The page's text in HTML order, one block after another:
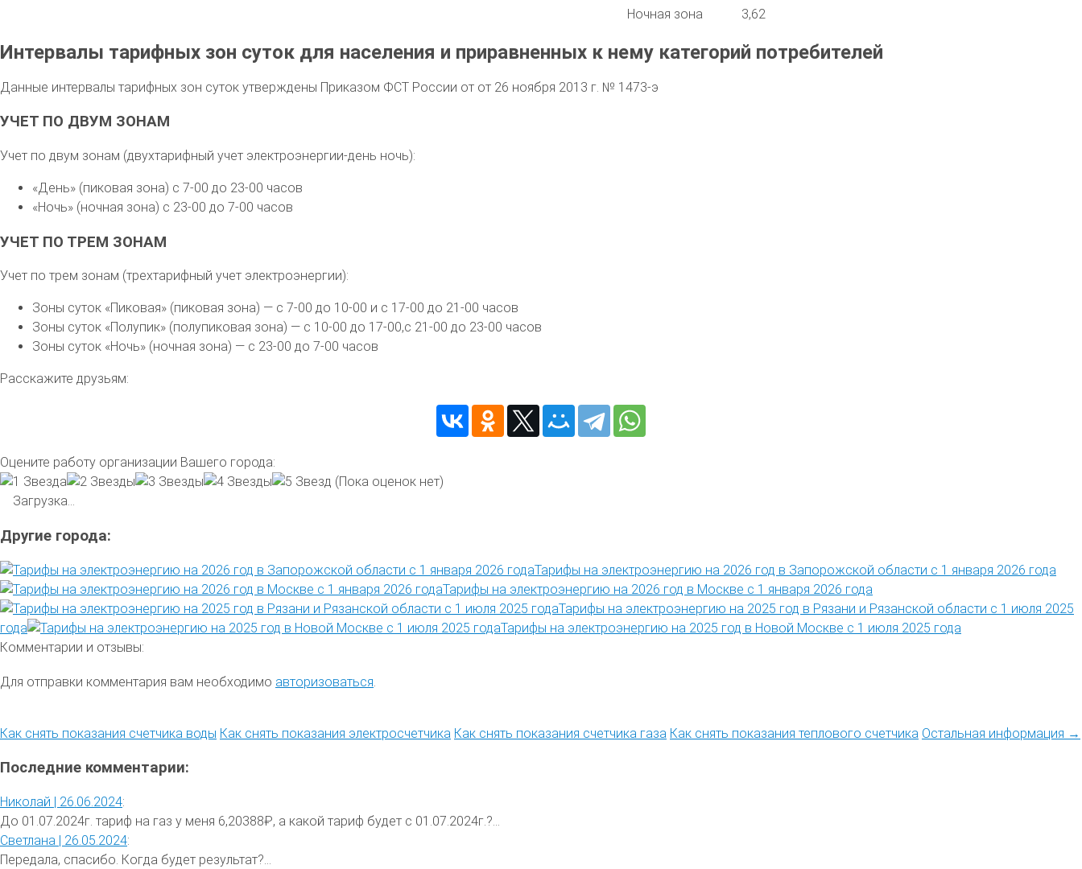
Ночная зона
3,62
Интервалы тарифных зон суток для населения и приравненных к нему категорий потребителей
Данные интервалы тарифных зон суток утверждены Приказом ФСТ России от от 26 ноября 2013 г. № 1473-э
УЧЕТ ПО ДВУМ ЗОНАМ
Учет по двум зонам (двухтарифный учет электроэнергии-день ночь):
«День» (пиковая зона) с 7-00 до 23-00 часов
«Ночь» (ночная зона) с 23-00 до 7-00 часов
УЧЕТ ПО ТРЕМ ЗОНАМ
Учет по трем зонам (трехтарифный учет электроэнергии):
Зоны суток «Пиковая» (пиковая зона) — с 7-00 до 10-00 и с 17-00 до 21-00 часов
Зоны суток «Полупик» (полупиковая зона) — с 10-00 до 17-00,с 21-00 до 23-00 часов
Зоны суток «Ночь» (ночная зона) — с 23-00 до 7-00 часов
Расскажите друзьям:
Оцените работу организации Вашего города:
(Пока оценок нет)
Загрузка...
Другие города:
Тарифы на электроэнергию на 2026 год в Запорожской области с 1 января 2026 года
Тарифы на электроэнергию на 2026 год в Москве с 1 января 2026 года
Тарифы на электроэнергию на 2025 год в Рязани и Рязанской области с 1 июля 2025
года
Тарифы на электроэнергию на 2025 год в Новой Москве с 1 июля 2025 года
Комментарии и отзывы:
Для отправки комментария вам необходимо авторизоваться
Как снять показания счетчика воды Как снять показания электросчетчика Как снять показания счетчика газа Как снять показания теплового счетчика Остальная информация →
Последние комментарии:
Николай | 26.06.2024:
До 01.07.2024г. тариф на газ у меня 6,20388₽, а какой тариф будет с 01.07.2024г.?...
Светлана | 26.05.2024:
Передала, спасибо. Когда будет результат?...